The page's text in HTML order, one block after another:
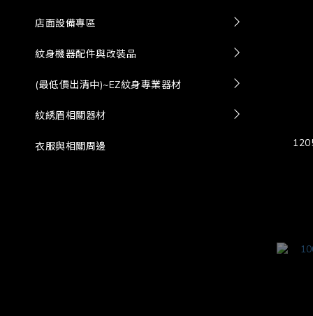
店面設備專區
紋身機器配件與改裝品
(最低價出清中)~EZ紋身專業器材
紋綉眉相關器材
衣服與相關周邊